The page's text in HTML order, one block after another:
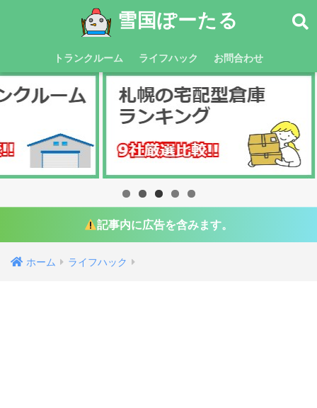
雪国ぽーたる
トランクルーム ライフハック お問合わせ
記事内に広告を含みます。
ホーム ライフハック